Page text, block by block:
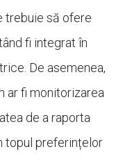
trebuie să ofere
fi integrat în
De asemenea,
ar fi monitorizarea
de a raporta
topul preferințelor